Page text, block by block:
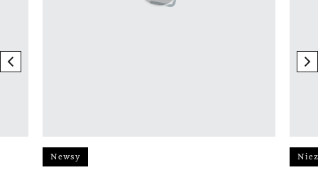
previous element
Newsy